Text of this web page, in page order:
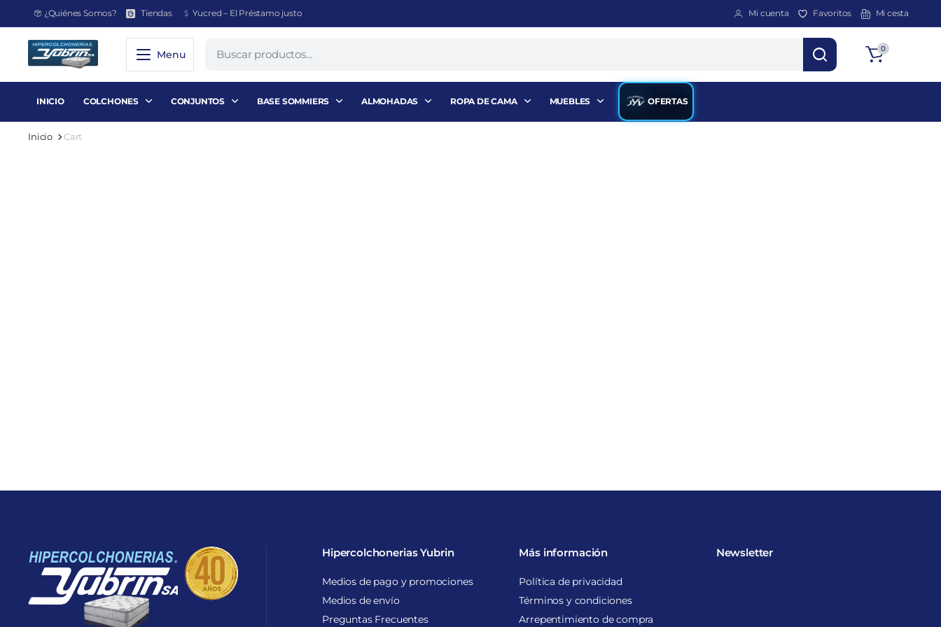
¿Quiénes Somos? Tiendas Yucred – El Préstamo justo Mi cuenta Favoritos Mi cesta
Menu 0
INICIO COLCHONES CONJUNTOS BASE SOMMIERS ALMOHADAS ROPA DE CAMA MUEBLES OFERTAS
Inicio Cart
Hipercolchonerias Yubrin
Medios de pago y promociones
Medios de envío
Preguntas Frecuentes
Más información
Política de privacidad
Términos y condiciones
Arrepentimiento de compra
Newsletter